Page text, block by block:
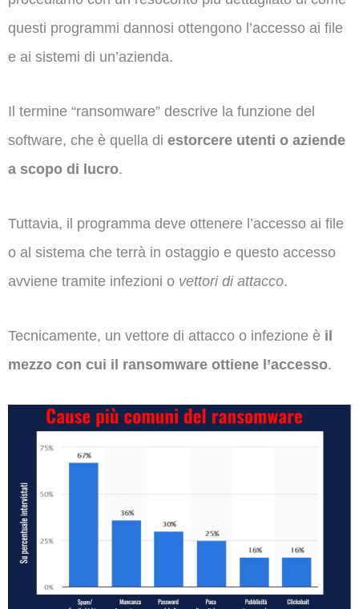
questi programmi dannosi ottengono l’accesso ai file
e ai sistemi di un’azienda.
Il termine “ransomware” descrive la funzione del
software, che è quella di estorcere utenti o aziende
a scopo di lucro.
Tuttavia, il programma deve ottenere l’accesso ai file
o al sistema che terrà in ostaggio e questo accesso
avviene tramite infezioni o vettori di attacco.
Tecnicamente, un vettore di attacco o infezione è il
mezzo con cui il ransomware ottiene l’accesso.